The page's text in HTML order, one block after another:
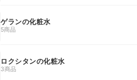
ゲランの化粧水
5商品
ロクシタンの化粧水
3商品